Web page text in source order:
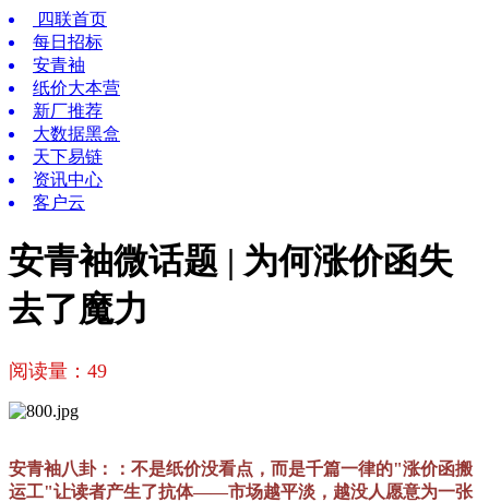
四联首页
每日招标
安青袖
纸价大本营
新厂推荐
大数据黑盒
天下易链
资讯中心
客户云
安青袖微话题 | 为何涨价函失
去了魔力
阅读量： 49
安青袖八卦：：不是纸价没看点，而是千篇一律的"涨价函搬
运工"让读者产生了抗体——市场越平淡，越没人愿意为一张